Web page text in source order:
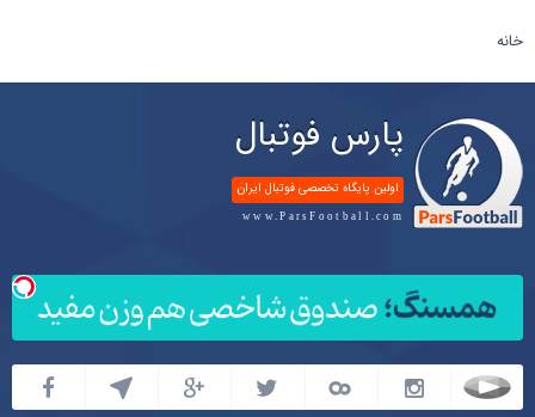
خانه
پارس فوتبال
اولین پایگاه تخصصی فوتبال ایران
www.ParsFootball.com